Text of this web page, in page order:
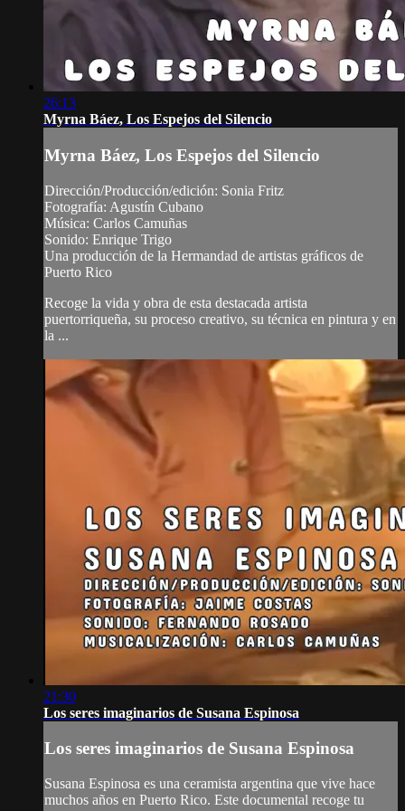
26:13
Myrna Báez, Los Espejos del Silencio
Myrna Báez, Los Espejos del Silencio
Dirección/Producción/edición: Sonia Fritz
Fotografía: Agustín Cubano
Música: Carlos Camuñas
Sonido: Enrique Trigo
Una producción de la Hermandad de artistas gráficos de
Puerto Rico
Recoge la vida y obra de esta destacada artista
puertorriqueña, su proceso creativo, su técnica en pintura y en
la ...
21:30
Los seres imaginarios de Susana Espinosa
Los seres imaginarios de Susana Espinosa
Susana Espinosa es una ceramista argentina que vive hace
muchos años en Puerto Rico. Este documental recoge tu